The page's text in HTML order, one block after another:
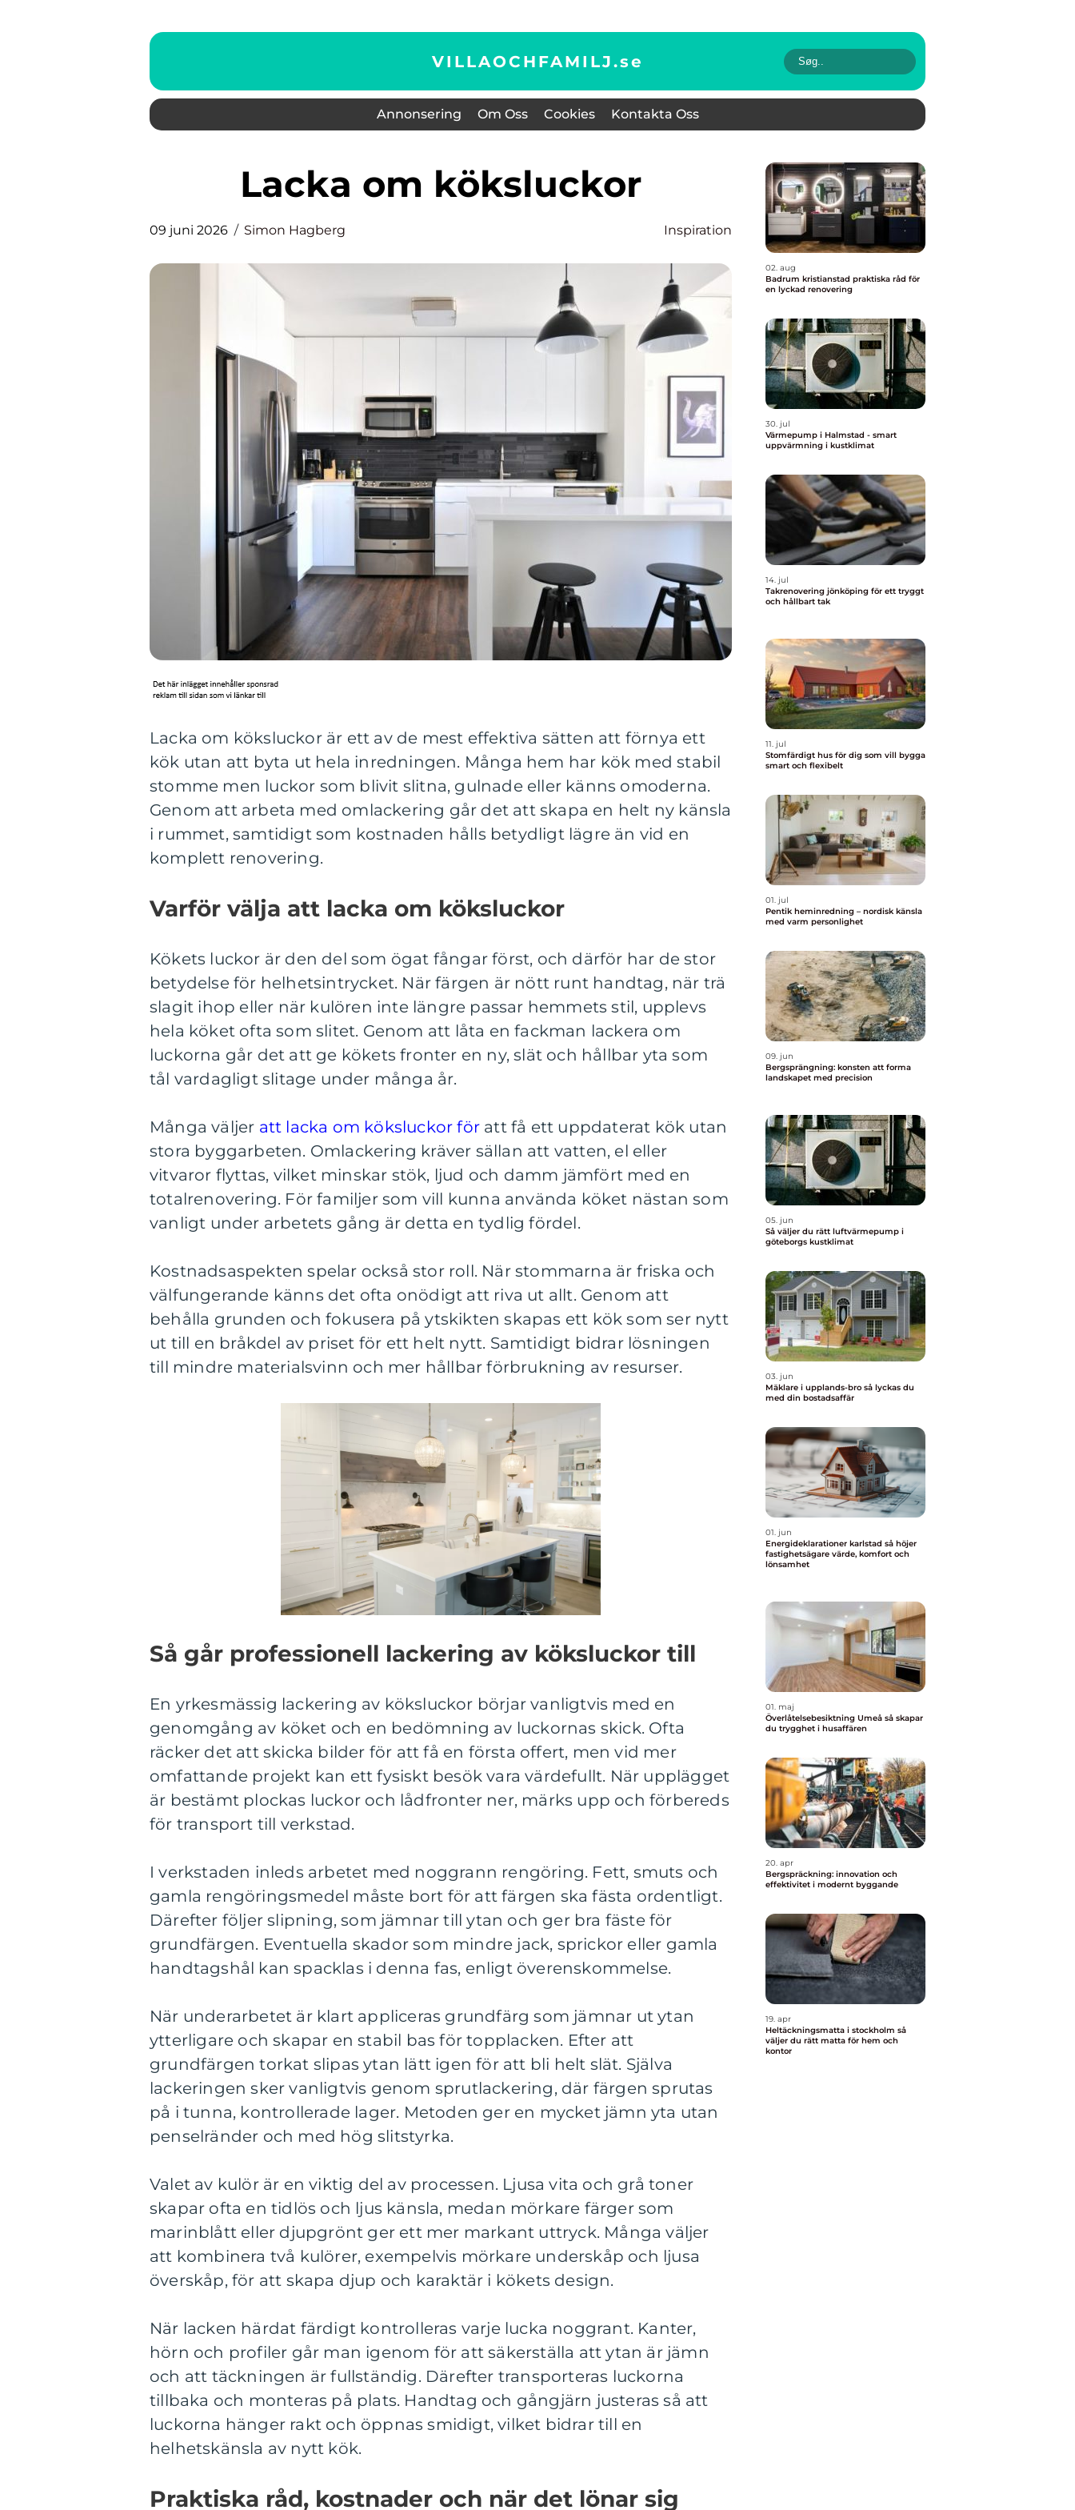
VILLAOCHFAMILJ.se
Annonsering Om Oss Cookies Kontakta Oss
Lacka om köksluckor
09 juni 2026 Simon Hagberg Inspiration
Lacka om köksluckor är ett av de mest effektiva sätten att förnya ett
kök utan att byta ut hela inredningen. Många hem har kök med stabil
stomme men luckor som blivit slitna, gulnade eller känns omoderna.
Genom att arbeta med omlackering går det att skapa en helt ny känsla
i rummet, samtidigt som kostnaden hålls betydligt lägre än vid en
komplett renovering.
Varför välja att lacka om köksluckor
Kökets luckor är den del som ögat fångar först, och därför har de stor
betydelse för helhetsintrycket. När färgen är nött runt handtag, när trä
slagit ihop eller när kulören inte längre passar hemmets stil, upplevs
hela köket ofta som slitet. Genom att låta en fackman lackera om
luckorna går det att ge kökets fronter en ny, slät och hållbar yta som
tål vardagligt slitage under många år.
Många väljer att lacka om köksluckor för att få ett uppdaterat kök utan
stora byggarbeten. Omlackering kräver sällan att vatten, el eller
vitvaror flyttas, vilket minskar stök, ljud och damm jämfört med en
totalrenovering. För familjer som vill kunna använda köket nästan som
vanligt under arbetets gång är detta en tydlig fördel.
Kostnadsaspekten spelar också stor roll. När stommarna är friska och
välfungerande känns det ofta onödigt att riva ut allt. Genom att
behålla grunden och fokusera på ytskikten skapas ett kök som ser nytt
ut till en bråkdel av priset för ett helt nytt. Samtidigt bidrar lösningen
till mindre materialsvinn och mer hållbar förbrukning av resurser.
Så går professionell lackering av köksluckor till
En yrkesmässig lackering av köksluckor börjar vanligtvis med en
genomgång av köket och en bedömning av luckornas skick. Ofta
räcker det att skicka bilder för att få en första offert, men vid mer
omfattande projekt kan ett fysiskt besök vara värdefullt. När upplägget
är bestämt plockas luckor och lådfronter ner, märks upp och förbereds
för transport till verkstad.
I verkstaden inleds arbetet med noggrann rengöring. Fett, smuts och
gamla rengöringsmedel måste bort för att färgen ska fästa ordentligt.
Därefter följer slipning, som jämnar till ytan och ger bra fäste för
grundfärgen. Eventuella skador som mindre jack, sprickor eller gamla
handtagshål kan spacklas i denna fas, enligt överenskommelse.
När underarbetet är klart appliceras grundfärg som jämnar ut ytan
ytterligare och skapar en stabil bas för topplacken. Efter att
grundfärgen torkat slipas ytan lätt igen för att bli helt slät. Själva
lackeringen sker vanligtvis genom sprutlackering, där färgen sprutas
på i tunna, kontrollerade lager. Metoden ger en mycket jämn yta utan
penselränder och med hög slitstyrka.
Valet av kulör är en viktig del av processen. Ljusa vita och grå toner
skapar ofta en tidlös och ljus känsla, medan mörkare färger som
marinblått eller djupgrönt ger ett mer markant uttryck. Många väljer
att kombinera två kulörer, exempelvis mörkare underskåp och ljusa
överskåp, för att skapa djup och karaktär i kökets design.
När lacken härdat färdigt kontrolleras varje lucka noggrant. Kanter,
hörn och profiler går man igenom för att säkerställa att ytan är jämn
och att täckningen är fullständig. Därefter transporteras luckorna
tillbaka och monteras på plats. Handtag och gångjärn justeras så att
luckorna hänger rakt och öppnas smidigt, vilket bidrar till en
helhetskänsla av nytt kök.
Praktiska råd, kostnader och när det lönar sig
02. aug
Badrum kristianstad praktiska råd för
en lyckad renovering
30. jul
Värmepump i Halmstad - smart
uppvärmning i kustklimat
14. jul
Takrenovering jönköping för ett tryggt
och hållbart tak
11. jul
Stomfärdigt hus för dig som vill bygga
smart och flexibelt
01. jul
Pentik heminredning – nordisk känsla
med varm personlighet
09. jun
Bergsprängning: konsten att forma
landskapet med precision
05. jun
Så väljer du rätt luftvärmepump i
göteborgs kustklimat
03. jun
Mäklare i upplands-bro så lyckas du
med din bostadsaffär
01. jun
Energideklarationer karlstad så höjer
fastighetsägare värde, komfort och
lönsamhet
01. maj
Överlåtelsebesiktning Umeå så skapar
du trygghet i husaffären
20. apr
Bergspräckning: innovation och
effektivitet i modernt byggande
19. apr
Heltäckningsmatta i stockholm så
väljer du rätt matta för hem och
kontor